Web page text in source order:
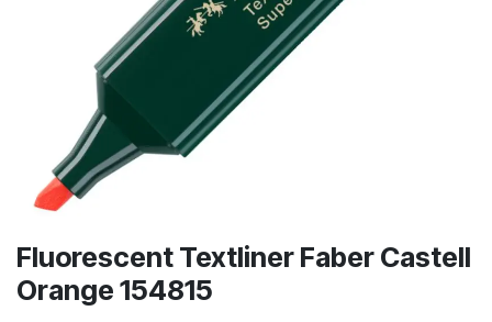
Fluorescent Textliner Faber Castell
Orange 154815